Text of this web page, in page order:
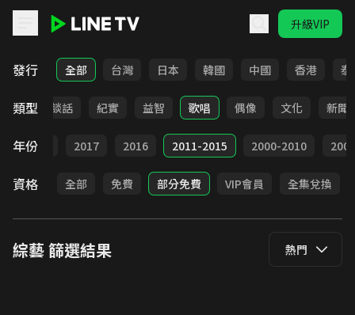
升級VIP
LINE TV - 綜藝
發行 全部 台灣 日本 韓國 中國 香港 泰
類型
旅遊 談話 紀實 益智 歌唱 偶像 文化 新聞
年份
2018 2017 2016 2011-2015 2000-2010
資格 全部 免費 部分免費 VIP會員 全集兌換
綜藝篩選結果 熱門